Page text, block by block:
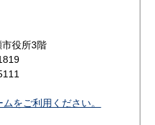
役所3階
をご利用ください。